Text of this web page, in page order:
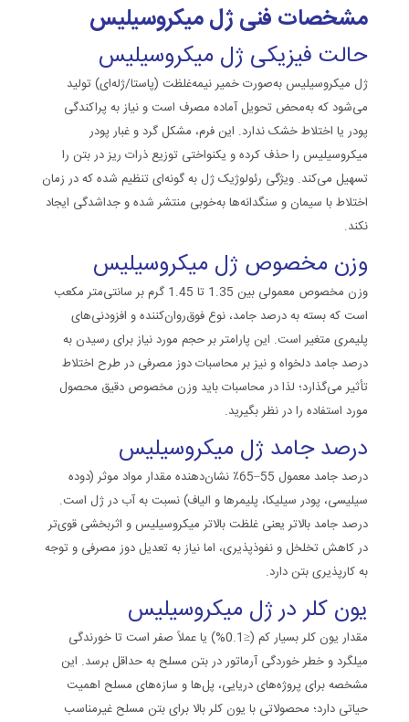
مشخصات فنی ژل میکروسیلیس
حالت فیزیکی ژل میکروسیلیس
ژل میکروسیلیس به‌صورت خمیر نیمه‌غلظت (پاستا/ژله‌ای) تولید
می‌شود که به‌محض تحویل آماده مصرف است و نیاز به پراکندگی
پودر یا اختلاط خشک ندارد. این فرم، مشکل گرد و غبار پودر
میکروسیلیس را حذف کرده و یکنواختی توزیع ذرات ریز در بتن را
تسهیل می‌کند. ویژگی رئولوژیک ژل به گونه‌ای تنظیم شده که در زمان
اختلاط با سیمان و سنگدانه‌ها به‌خوبی منتشر شده و جداشدگی ایجاد
نکند.
وزن مخصوص ژل میکروسیلیس
وزن مخصوص معمولی بین 1.35 تا 1.45 گرم بر سانتی‌متر مکعب
است که بسته به درصد جامد، نوع فوق‌روان‌کننده و افزودنی‌های
پلیمری متغیر است. این پارامتر بر حجم مورد نیاز برای رسیدن به
درصد جامد دلخواه و نیز بر محاسبات دوز مصرفی در طرح اختلاط
تأثیر می‌گذارد؛ لذا در محاسبات باید وزن مخصوص دقیق محصول
مورد استفاده را در نظر بگیرید.
درصد جامد ژل میکروسیلیس
درصد جامد معمول 55–65٪ نشان‌دهنده مقدار مواد موثر (دوده
سیلیسی، پودر سیلیکا، پلیمرها و الیاف) نسبت به آب در ژل است.
درصد جامد بالاتر یعنی غلظت بالاتر میکروسیلیس و اثربخشی قوی‌تر
در کاهش تخلخل و نفوذپذیری، اما نیاز به تعدیل دوز مصرفی و توجه
به کارپذیری بتن دارد.
یون کلر در ژل میکروسیلیس
مقدار یون کلر بسیار کم (≤0.1%) یا عملاً صفر است تا خورندگی
میلگرد و خطر خوردگی آرماتور در بتن مسلح به حداقل برسد. این
مشخصه برای پروژه‌های دریایی، پل‌ها و سازه‌های مسلح اهمیت
حیاتی دارد؛ محصولاتی با یون کلر بالا برای بتن مسلح غیرمناسب